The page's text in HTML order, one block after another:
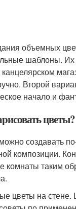
объемных
шаблоны.
Второй
начало и
цветы?
создавать
композиции.
комнаты таким